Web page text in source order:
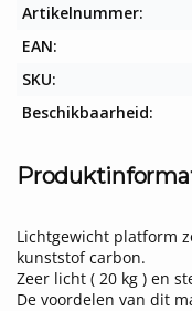
Artikelnummer:
EAN:
SKU:
Beschikbaarheid:
Lichtgewicht platform
kunststof carbon.
Zeer licht ( 20 kg ) en
De voordelen van dit